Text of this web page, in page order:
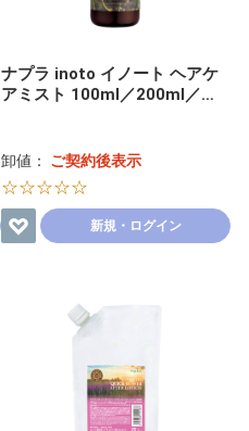
ナプラ inoto イノート ヘアケ
アミスト 100ml／200ml／…
卸値： ご契約後表示
☆☆☆☆☆
新規・ログイン